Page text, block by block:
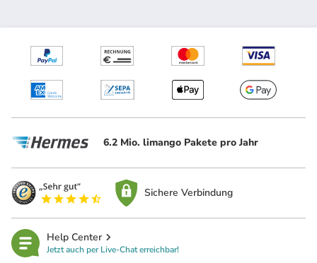
6.2 Mio. limango Pakete pro Jahr
Sichere Verbindung
Help Center
Jetzt auch per Live-Chat erreichbar!